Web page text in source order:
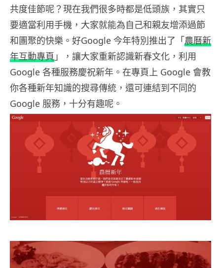
共度佳節呢？現在我們很多時都是低頭族，其實只
要適當利用手機，大家就能為自己和親友增添過節
和團聚的快樂。好Google 今年特別推出了「農曆新
年互動專頁 」，讓大家重新認識新春文化，利用
Google 各種服務慶祝新年。在專頁上 Google 會教
你各種新年知識的搜尋傳統，還可連結到不同的
Google 服務，十分有趣呢。